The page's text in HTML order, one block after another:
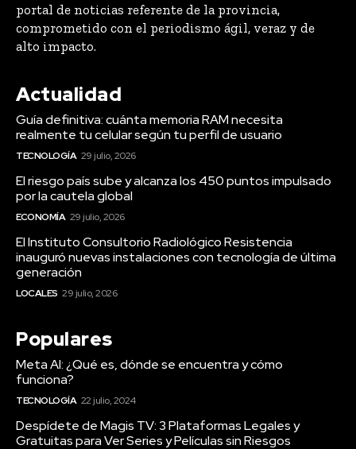
portal de noticias referente de la provincia,
comprometido con el periodismo ágil, veraz y de
alto impacto.
Actualidad
Guía definitiva: cuánta memoria RAM necesita
realmente tu celular según tu perfil de usuario
TECNOLOGÍA 29 julio, 2026
El riesgo país sube y alcanza los 450 puntos impulsado
por la cautela global
ECONOMÍA 29 julio, 2026
El Instituto Consultorio Radiológico Resistencia
inauguró nuevas instalaciones con tecnología de última
generación
LOCALES 29 julio, 2026
Populares
Meta AI: ¿Qué es, dónde se encuentra y cómo
funciona?
TECNOLOGÍA 22 julio, 2024
Despídete de Magis TV: 3 Plataformas Legales y
Gratuitas para Ver Series y Películas sin Riesgos